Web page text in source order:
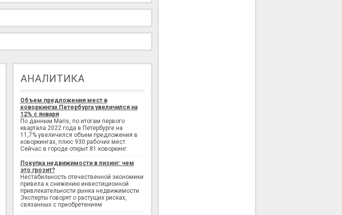
АНАЛИТИКА
Объем предложения мест в
коворкингах Петербурга увеличился на
12% с января
По данным Maris, по итогам первого
квартала 2022 года в Петербурге на
11,7% увеличился объем предложения в
коворкингах, плюс 930 рабочих мест.
Сейчас в городе открыт 81 коворкинг.
Покупка недвижимости в лизинг: чем
это грозит?
Нестабильность отечественной экономики
привела к снижению инвестиционной
привлекательности рынка недвижимости.
Эксперты говорят о растущих рисках,
связанных с приобретением